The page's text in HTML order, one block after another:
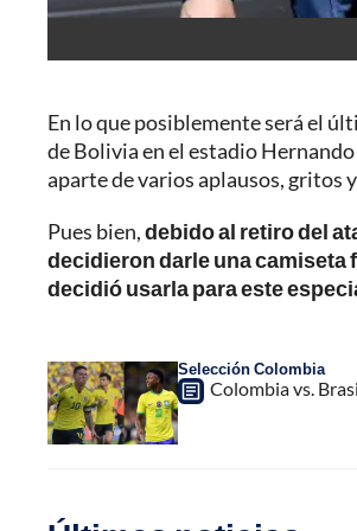
En lo que posiblemente será el
de Bolivia en el estadio
aparte de varios aplausos, gritos
Pues bien,debido al retiro del
decidieron darle una camiseta
decidió usarla para este
Selección Colombia
Colombia vs.